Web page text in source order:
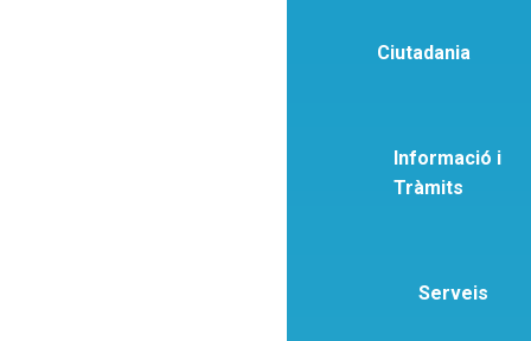
Ciutadania
Informació i
Tràmits
Serveis